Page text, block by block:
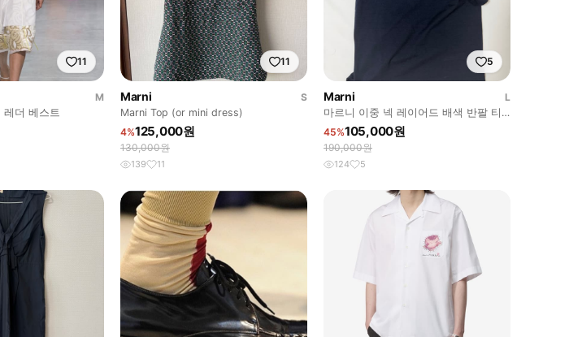
11
M
레더 베스트
11
Marni
S
Marni Top (or mini dress)
4%125,000원
130,000원
139 11
5
Marni
L
마르니 이중 넥 레이어드 배색 반팔 티
셔츠
45%105,000원
190,000원
124 5